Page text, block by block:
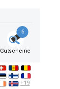
6
Gutscheine
+19